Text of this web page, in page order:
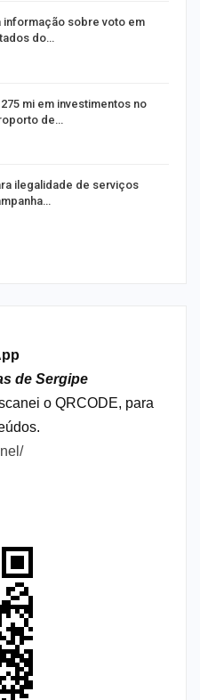
informação sobre voto em
do…
mi em investimentos no
de…
ilegalidade de serviços
de Sergipe
o QRCODE, para